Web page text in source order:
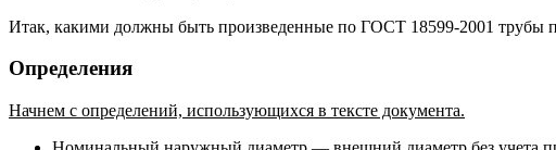
Итак, какими должны быть произведенные по ГОСТ 18599-2001 трубы
Определения
Начнем с определений, использующихся в тексте документа.